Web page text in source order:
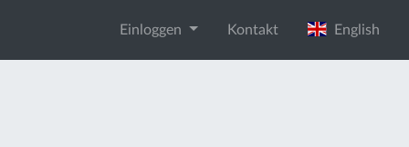
Einloggen Kontakt English